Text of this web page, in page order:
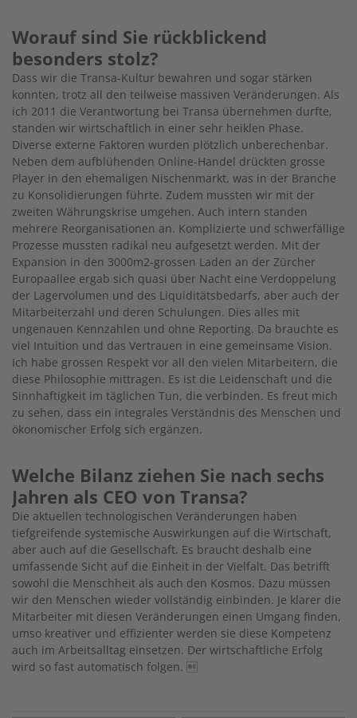
Worauf sind Sie rückblickend
besonders stolz?
Dass wir die Transa-Kultur bewahren und sogar stärken
konnten, trotz all den teilweise massiven Veränderungen. Als
ich 2011 die Verantwortung bei Transa übernehmen durfte,
standen wir wirtschaftlich in einer sehr heiklen Phase.
Diverse externe Faktoren wurden plötzlich unberechenbar.
Neben dem aufblühenden Online-Handel drückten grosse
Player in den ehemaligen Nischenmarkt, was in der Branche
zu Konsolidierungen führte. Zudem mussten wir mit der
zweiten Währungskrise umgehen. Auch intern standen
mehrere Reorganisationen an. Komplizierte und schwerfällige
Prozesse mussten radikal neu aufgesetzt werden. Mit der
Expansion in den 3000m2-grossen Laden an der Zürcher
Europaallee ergab sich quasi über Nacht eine Verdoppelung
der Lagervolumen und des Liquiditätsbedarfs, aber auch der
Mitarbeiterzahl und deren Schulungen. Dies alles mit
ungenauen Kennzahlen und ohne Reporting. Da brauchte es
viel Intuition und das Vertrauen in eine gemeinsame Vision.
Ich habe grossen Respekt vor all den vielen Mitarbeitern, die
diese Philosophie mittragen. Es ist die Leidenschaft und die
Sinnhaftigkeit im täglichen Tun, die verbinden. Es freut mich
zu sehen, dass ein integrales Verständnis des Menschen und
ökonomischer Erfolg sich ergänzen.
Welche Bilanz ziehen Sie nach sechs
Jahren als CEO von Transa?
Die aktuellen technologischen Veränderungen haben
tiefgreifende systemische Auswirkungen auf die Wirtschaft,
aber auch auf die Gesellschaft. Es braucht deshalb eine
umfassende Sicht auf die Einheit in der Vielfalt. Das betrifft
sowohl die Menschheit als auch den Kosmos. Dazu müssen
wir den Menschen wieder vollständig einbinden. Je klarer die
Mitarbeiter mit diesen Veränderungen einen Umgang finden,
umso kreativer und effizienter werden sie diese Kompetenz
auch im Arbeitsalltag einsetzen. Der wirtschaftliche Erfolg
wird so fast automatisch folgen. 